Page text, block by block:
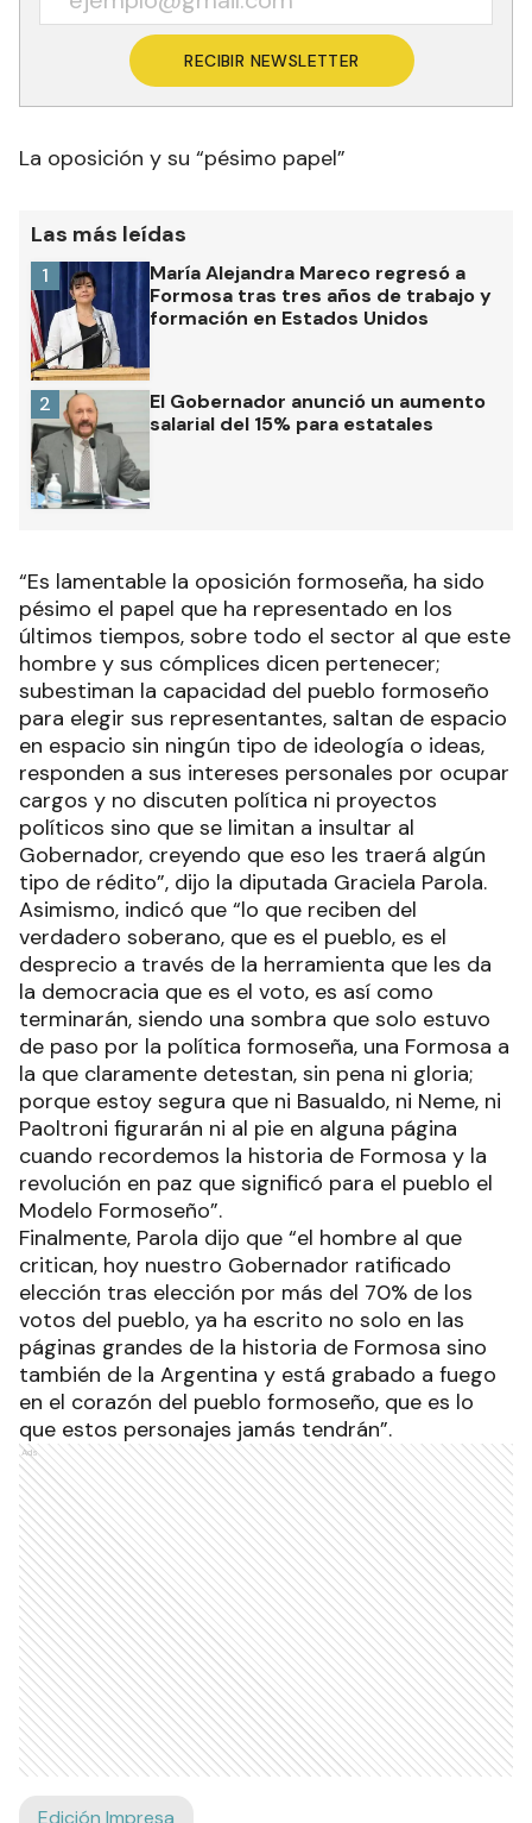
RECIBIR NEWSLETTER
La oposición y su “pésimo papel”
Las más leídas
María Alejandra Mareco regresó a
Formosa tras tres años de trabajo y
formación en Estados Unidos
1
El Gobernador anunció un aumento
salarial del 15% para estatales
2
“Es lamentable la oposición formoseña, ha sido
pésimo el papel que ha representado en los
últimos tiempos, sobre todo el sector al que este
hombre y sus cómplices dicen pertenecer;
subestiman la capacidad del pueblo formoseño
para elegir sus representantes, saltan de espacio
en espacio sin ningún tipo de ideología o ideas,
responden a sus intereses personales por ocupar
cargos y no discuten política ni proyectos
políticos sino que se limitan a insultar al
Gobernador, creyendo que eso les traerá algún
tipo de rédito”, dijo la diputada Graciela Parola.
Asimismo, indicó que “lo que reciben del
verdadero soberano, que es el pueblo, es el
desprecio a través de la herramienta que les da
la democracia que es el voto, es así como
terminarán, siendo una sombra que solo estuvo
de paso por la política formoseña, una Formosa a
la que claramente detestan, sin pena ni gloria;
porque estoy segura que ni Basualdo, ni Neme, ni
Paoltroni figurarán ni al pie en alguna página
cuando recordemos la historia de Formosa y la
revolución en paz que significó para el pueblo el
Modelo Formoseño”.
Finalmente, Parola dijo que “el hombre al que
critican, hoy nuestro Gobernador ratificado
elección tras elección por más del 70% de los
votos del pueblo, ya ha escrito no solo en las
páginas grandes de la historia de Formosa sino
también de la Argentina y está grabado a fuego
en el corazón del pueblo formoseño, que es lo
que estos personajes jamás tendrán”.
Ads
Edición Impresa